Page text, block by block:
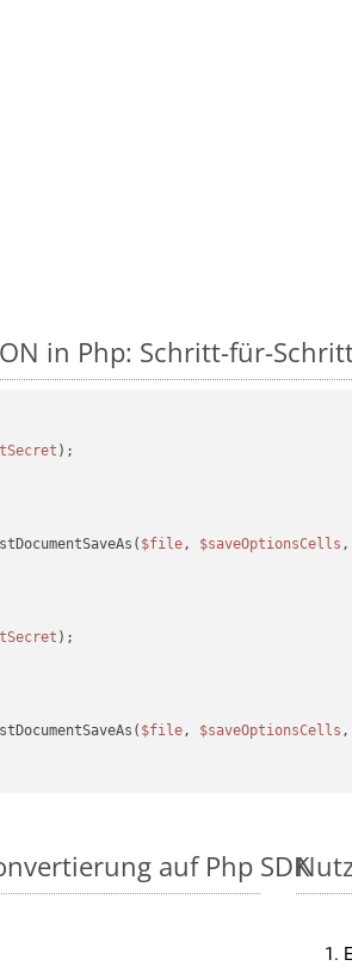
in Php: Schritt-für-
$file, $saveOptionsCells ,
$file, $saveOptionsCells ,
auf Php SDK